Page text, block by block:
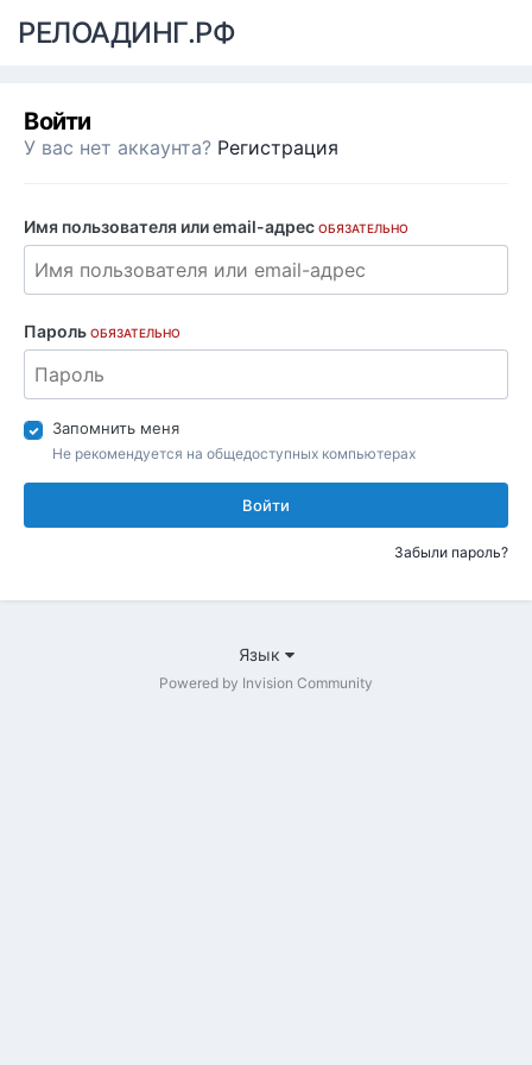
РЕЛОАДИНГ.РФ
Войти
У вас нет аккаунта? Регистрация
Имя пользователя или email-адрес ОБЯЗАТЕЛЬНО
Пароль ОБЯЗАТЕЛЬНО
Запомнить меня
Не рекомендуется на общедоступных компьютерах
Войти
Забыли пароль?
Язык
Powered by Invision Community